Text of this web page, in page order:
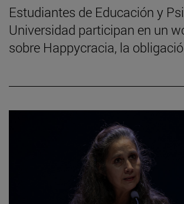
Estudiantes de Educación y
Universidad participan en un
sobre Happycracia, la